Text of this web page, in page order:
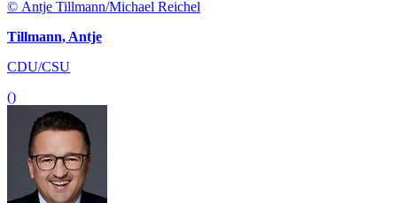
© Antje Tillmann/Michael Reichel
Tillmann, Antje
CDU/CSU
()